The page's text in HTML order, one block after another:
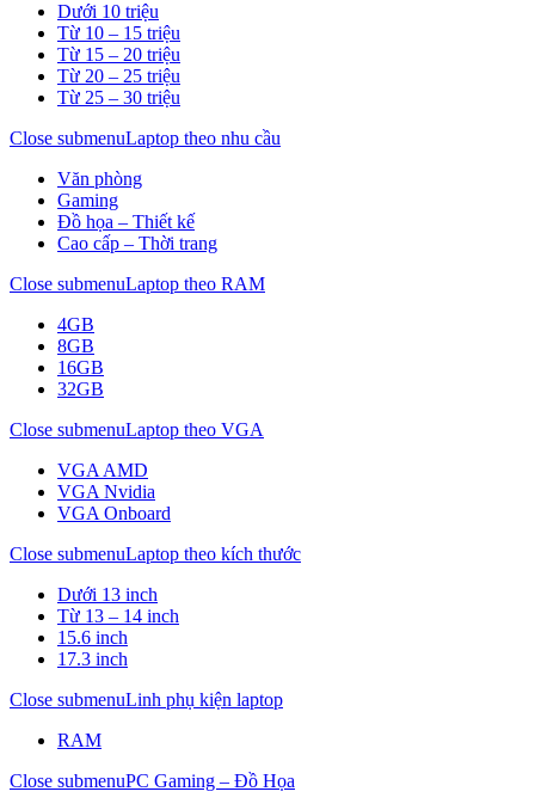
Dưới 10 triệu
Từ 10 – 15 triệu
Từ 15 – 20 triệu
Từ 20 – 25 triệu
Từ 25 – 30 triệu
Close submenuLaptop theo nhu cầu
Văn phòng
Gaming
Đồ họa – Thiết kế
Cao cấp – Thời trang
Close submenuLaptop theo RAM
4GB
8GB
16GB
32GB
Close submenuLaptop theo VGA
VGA AMD
VGA Nvidia
VGA Onboard
Close submenuLaptop theo kích thước
Dưới 13 inch
Từ 13 – 14 inch
15.6 inch
17.3 inch
Close submenuLinh phụ kiện laptop
RAM
Close submenuPC Gaming – Đồ Họa